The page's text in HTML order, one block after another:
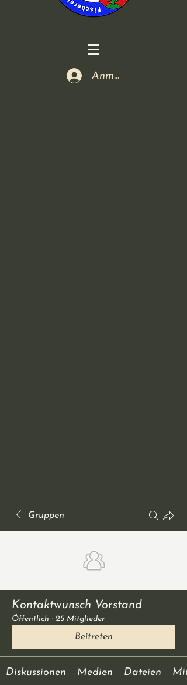
Anmelden
Gruppen
Kontaktwunsch Vorstand
Öffentlich · 25 Mitglieder
Beitreten
Diskussionen Medien Dateien